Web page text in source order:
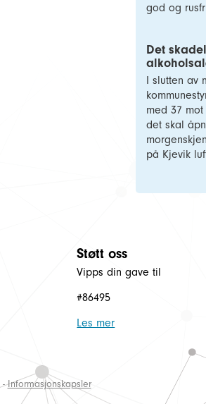
god og
Det
I slutten av
med 37
det skal
på Kjevik
Støtt oss
Vipps din gave til
#86495
Les mer
-Informasjonskapsler